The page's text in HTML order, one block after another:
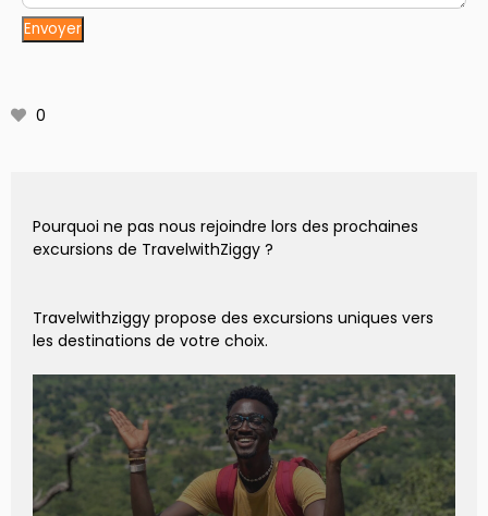
0
Pourquoi ne pas nous rejoindre lors des prochaines
excursions de TravelwithZiggy ?
Travelwithziggy propose des excursions uniques vers
les destinations de votre choix.